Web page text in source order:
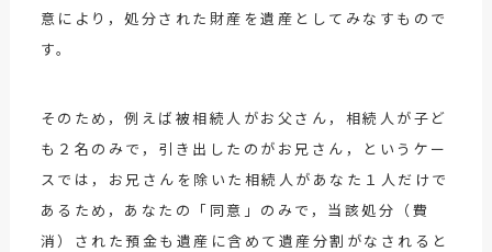
意により，処分された財産を遺産としてみなすもので
す。
そのため，例えば被相続人がお父さん，相続人が子ど
も２名のみで，引き出したのがお兄さん，というケー
スでは，お兄さんを除いた相続人があなた１人だけで
あるため，あなたの「同意」のみで，当該処分（費
消）された預金も遺産に含めて遺産分割がなされると